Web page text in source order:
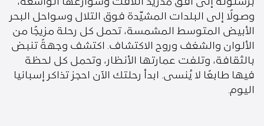
وصولًا إلى البلدات المشيّدة فوق التلال وسواحل البحر
الأبيض المتوسط المشمسة، تحمل كل رحلة مزيجًا من
الألوان والشغف وروح الاكتشاف. اكتشف وجهةً تنبض
بالثقافة، وتلفت عمارتها الأنظار، وتحمل كل لحظة
فيها طابعًا لا يُنسى. ابدأ رحلتك الآن احجز تذاكر إسبانيا
اليوم.